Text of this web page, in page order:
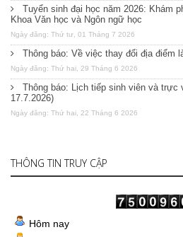
Tuyển sinh đại học năm 2026: Khám
Khoa Văn học và Ngôn ngữ học
Ngày đăng: Thứ tư, 01 Tháng 7 2026
Thông báo: Về việc thay đổi địa điểm
Ngày đăng: Thứ hai, 29 Tháng 6 2026
Thông báo: Lịch tiếp sinh viên và trực
17.7.2026)
Ngày đăng: Thứ hai, 22 Tháng 6 2026
THÔNG TIN TRUY CẬP
Hôm nay